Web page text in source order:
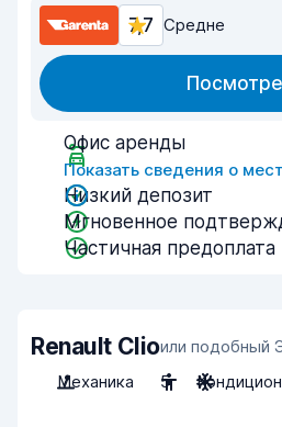
7,7 Средне
Офис аренды
Показать сведения о
Низкий депозит
Мгновенное
Частичная предоплата
Renault Clioили подобный
Механика
5